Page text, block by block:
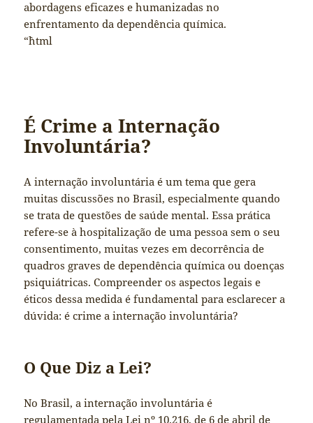
abordagens eficazes e humanizadas no
enfrentamento da dependência química.
“`html
É Crime a Internação
Involuntária?
A internação involuntária é um tema que gera
muitas discussões no Brasil, especialmente quando
se trata de questões de saúde mental. Essa prática
refere-se à hospitalização de uma pessoa sem o seu
consentimento, muitas vezes em decorrência de
quadros graves de dependência química ou doenças
psiquiátricas. Compreender os aspectos legais e
éticos dessa medida é fundamental para esclarecer a
dúvida: é crime a internação involuntária?
O Que Diz a Lei?
No Brasil, a internação involuntária é
regulamentada pela Lei nº 10.216, de 6 de abril de